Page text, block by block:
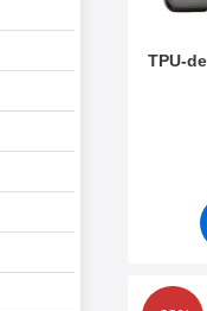
TPU-